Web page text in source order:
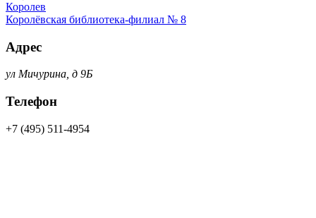
Королев
Королёвская библиотека-филиал № 8
Адрес
ул Мичурина, д 9Б
Телефон
+7 (495) 511-4954